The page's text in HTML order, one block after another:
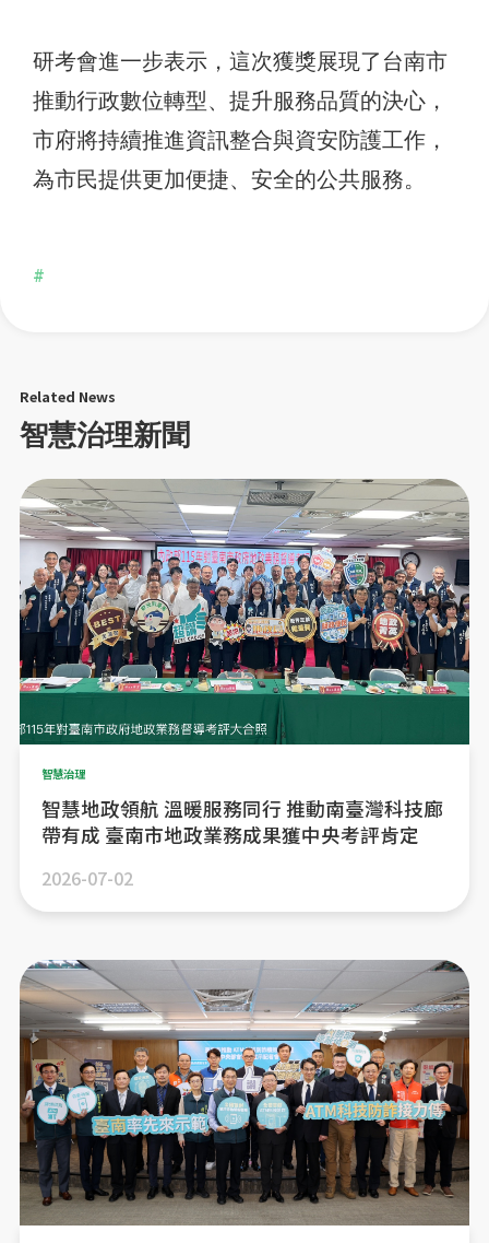
研考會進一步表示，這次獲獎展現了台南市
推動行政數位轉型、提升服務品質的決心，
市府將持續推進資訊整合與資安防護工作，
為市民提供更加便捷、安全的公共服務。
#
Related News
智慧治理新聞
智慧地政領航 溫暖服務同行 推動南臺灣科技廊
帶有成 臺南市地政業務成果獲中央考評肯定
智慧治理
2026-07-02